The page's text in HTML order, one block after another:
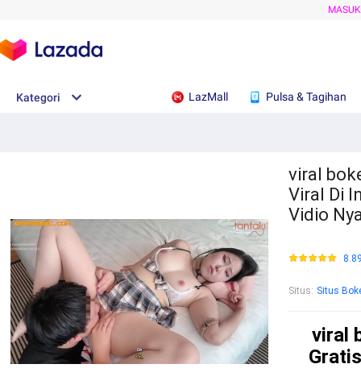
Kategori LazMall Pulsa & Tagihan
viral
Viral Di
Vidio
Situs: Situs
viral